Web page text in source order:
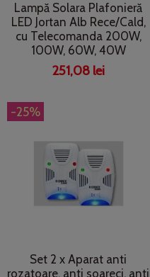
Lampă Solara Plafonieră
LED Jortan Alb Rece/Cald,
cu Telecomanda 200W,
100W, 60W, 40W
251,08 lei
-25%
Set 2 x Aparat anti
rozatoare, anti soareci, anti